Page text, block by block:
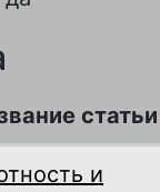
статьи
и